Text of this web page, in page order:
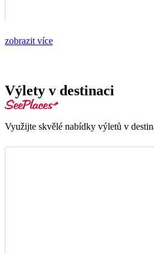
zobrazit více
Výlety v destinaci
Využijte skvělé nabídky výletů v